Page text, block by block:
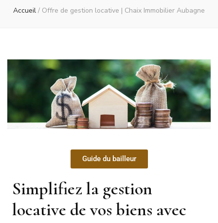
Accueil / Offre de gestion locative | Chaix Immobilier Aubagne
Guide du bailleur
Simplifiez la gestion
locative de vos biens avec